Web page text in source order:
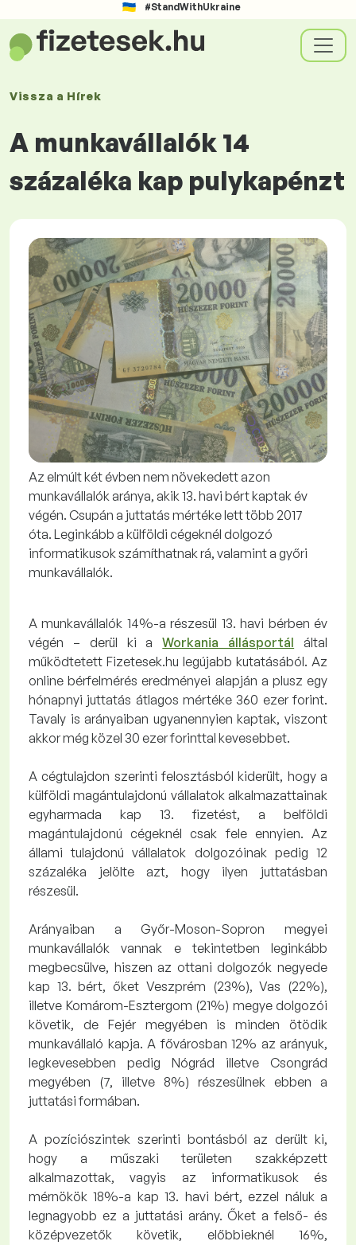
#StandWithUkraine
Vissza a Hírek
A munkavállalók 14
százaléka kap pulykapénzt
Az elmúlt két évben nem növekedett azon
munkavállalók aránya, akik 13. havi bért kaptak év
végén. Csupán a juttatás mértéke lett több 2017
óta. Leginkább a külföldi cégeknél dolgozó
informatikusok számíthatnak rá, valamint a győri
munkavállalók.
A munkavállalók 14%-a részesül 13. havi bérben év
végén – derül ki aWorkania állásportál által
működtetett Fizetesek.hu legújabb kutatásából. Az
online bérfelmérés eredményei alapján a plusz egy
hónapnyi juttatás átlagos mértéke 360 ezer forint.
Tavaly is arányaiban ugyanennyien kaptak, viszont
akkor még közel 30 ezer forinttal kevesebbet.
A cégtulajdon szerinti felosztásból kiderült, hogy a
külföldi magántulajdonú vállalatok alkalmazattainak
egyharmada kap 13. fizetést, a belföldi
magántulajdonú cégeknél csak fele ennyien. Az
állami tulajdonú vállalatok dolgozóinak pedig 12
százaléka jelölte azt, hogy ilyen juttatásban
részesül.
Arányaiban a Győr-Moson-Sopron megyei
munkavállalók vannak e tekintetben leginkább
megbecsülve, hiszen az ottani dolgozók negyede
kap 13. bért, őket Veszprém (23%), Vas (22%),
illetve Komárom-Esztergom (21%) megye dolgozói
követik, de Fejér megyében is minden ötödik
munkavállaló kapja. A fővárosban 12% az arányuk,
legkevesebben pedig Nógrád illetve Csongrád
megyében (7, illetve 8%) részesülnek ebben a
juttatási formában.
A pozíciószintek szerinti bontásból az derült ki,
hogy a műszaki területen szakképzett
alkalmazottak, vagyis az informatikusok és
mérnökök 18%-a kap 13. havi bért, ezzel náluk a
legnagyobb ez a juttatási arány. Őket a felső- és
középvezetők követik, előbbieknél 16%,